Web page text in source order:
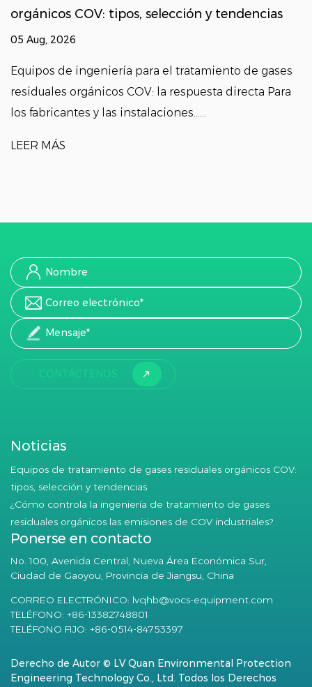
selección y tendencias
para el tratamiento de gases
la respuesta directa Para
de gases
que Ingeniería de
orgánicos Resuelve
CONTÁCTENOS
Noticias
Equipos de tratamiento de gases residuales orgánicos COV:
tipos, selección y tendencias
¿Cómo controla la ingeniería de tratamiento de gases
residuales orgánicos las emisiones de COV industriales?
Ponerse en contacto
No. 100, Avenida Central, Nueva Área Económica Sur,
Ciudad de Gaoyou, Provincia de Jiangsu, China
CORREO ELECTRÓNICO: lvqhb@vocs-equipment.com
TELÉFONO: +86-13382748801
TELÉFONO FIJO: +86-0514-84753397
Derecho de Autor © LV Quan Environmental Protection
Engineering Technology Co., Ltd. Todos los Derechos